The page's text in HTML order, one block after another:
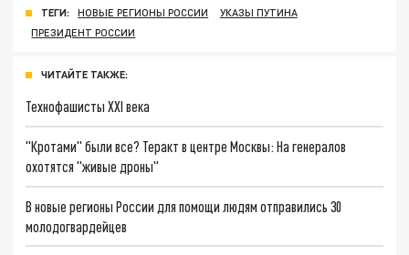
ТЕГИ: НОВЫЕ РЕГИОНЫ РОССИИ
УКАЗЫ ПУТИНА
ПРЕЗИДЕНТ РОССИИ
ЧИТАЙТЕ ТАКЖЕ:
Технофашисты XXI века
"Кротами" были все? Теракт в центре Москвы: На генералов
охотятся "живые дроны"
В новые регионы России для помощи людям отправились 30
молодогвардейцев